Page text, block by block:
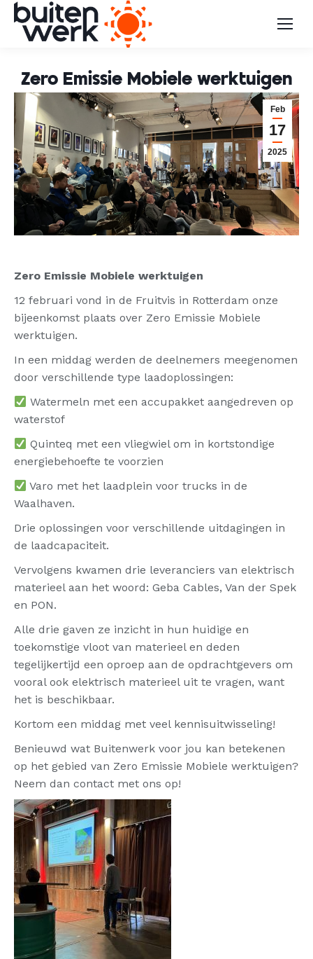
Zero Emissie Mobiele werktuigen
Feb
17
2025
Zero Emissie Mobiele werktuigen
12 februari vond in de Fruitvis in Rotterdam onze
bijeenkomst plaats over Zero Emissie Mobiele
werktuigen.
In een middag werden de deelnemers meegenomen
door verschillende type laadoplossingen:
Watermeln met een accupakket aangedreven op
waterstof
Quinteq met een vliegwiel om in kortstondige
energiebehoefte te voorzien
Varo met het laadplein voor trucks in de
Waalhaven.
Drie oplossingen voor verschillende uitdagingen in
de laadcapaciteit.
Vervolgens kwamen drie leveranciers van elektrisch
materieel aan het woord: Geba Cables, Van der Spek
en PON.
Alle drie gaven ze inzicht in hun huidige en
toekomstige vloot van materieel en deden
tegelijkertijd een oproep aan de opdrachtgevers om
vooral ook elektrisch materieel uit te vragen, want
het is beschikbaar.
Kortom een middag met veel kennisuitwisseling!
Benieuwd wat Buitenwerk voor jou kan betekenen
op het gebied van Zero Emissie Mobiele werktuigen?
Neem dan contact met ons op!